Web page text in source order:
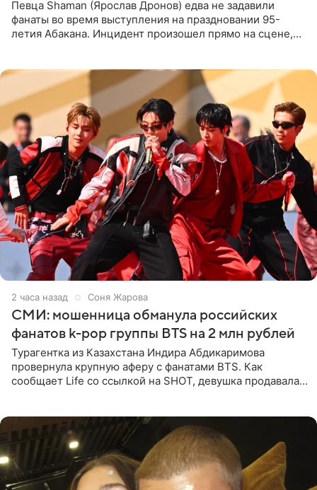
Певца Shaman (Ярослав Дронов) едва не задавили
фанаты во время выступления на праздновании 95-
летия Абакана. Инцидент произошел прямо на сцене,
2 часа назад Соня Жарова
СМИ: мошенница обманула российских
фанатов k-pop группы BTS на 2 млн рублей
Турагентка из Казахстана Индира Абдикаримова
провернула крупную аферу с фанатами BTS. Как
сообщает Life со ссылкой на SHOT, девушка продавала